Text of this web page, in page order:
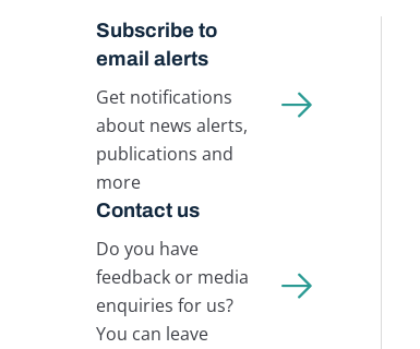
Subscribe to
email alerts
Get notifications
about news alerts,
publications and
more
Contact us
Do you have
feedback or media
enquiries for us?
You can leave